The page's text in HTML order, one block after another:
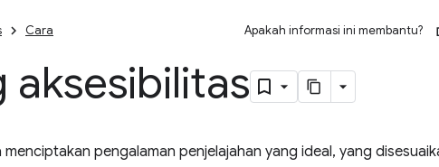
Cara Apakah informasi ini membantu?
pengalaman penjelajahan yang ideal, yang